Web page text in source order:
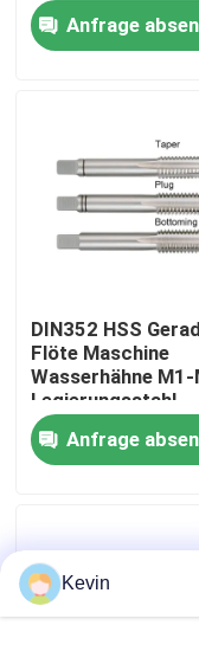
Produkte
Fabrik-Ausflug
Treten Sie mit
Nachrichten
Anfrage
DIN352 HSS
Flöte Maschine
Wasserhähne
Legierungsstahl
Anfrage
Kevin